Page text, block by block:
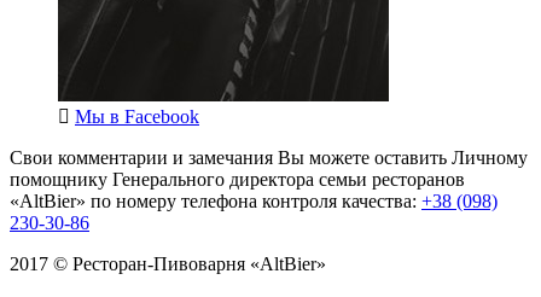
Мы в Facebook
Свои комментарии и замечания Вы можете оставить Личному
помощнику Генерального директора семьи ресторанов
«AltBier» по номеру телефона контроля качества: +38 (098)
230-30-86
2017 © Ресторан-Пивоварня «AltBier»